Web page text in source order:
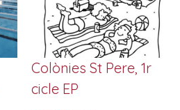
Colònies St Pere, 1r
cicle EP